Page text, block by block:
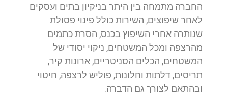
החברה מתמחה בין היתר בניקיון בתים ועסקים
לאחר שיפוצים, השירות כולל פינוי פסולת
שנותרה אחרי השיפוץ בכנס, הסרת כתמים
מהרצפה ומכל המשטחים, ניקוי יסודי של
המשטחים, הכלים הסניטריים, ארונות קיר,
תריסים, דלתות וחלונות, פוליש לרצפה, חיטוי
ובהתאם לצורך גם הדברה.